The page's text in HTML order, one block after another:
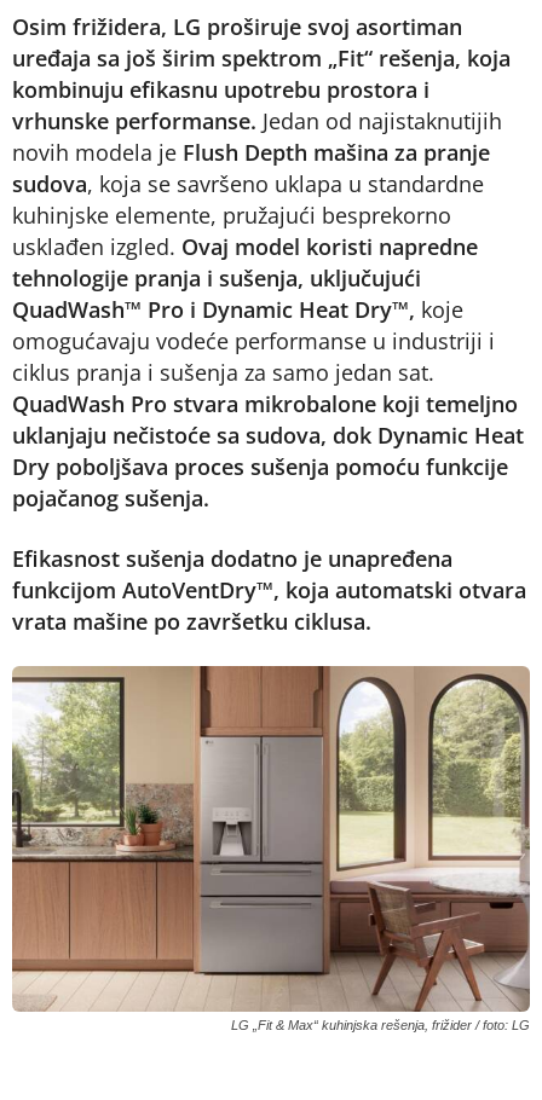
Osim frižidera, LG proširuje svoj asortiman
uređaja sa još širim spektrom „Fit“ rešenja, koja
kombinuju efikasnu upotrebu prostora i
vrhunske performanse. Jedan od najistaknutijih
novih modela je Flush Depth mašina za pranje
sudova, koja se savršeno uklapa u standardne
kuhinjske elemente, pružajući besprekorno
usklađen izgled. Ovaj model koristi napredne
tehnologije pranja i sušenja, uključujući
QuadWash™ Pro i Dynamic Heat Dry™, koje
omogućavaju vodeće performanse u industriji i
ciklus pranja i sušenja za samo jedan sat.
QuadWash Pro stvara mikrobalone koji temeljno
uklanjaju nečistoće sa sudova, dok Dynamic Heat
Dry poboljšava proces sušenja pomoću funkcije
pojačanog sušenja.
Efikasnost sušenja dodatno je unapređena
funkcijom AutoVentDry™, koja automatski otvara
vrata mašine po završetku ciklusa.
LG „Fit & Max“ kuhinjska rešenja, frižider / foto: LG